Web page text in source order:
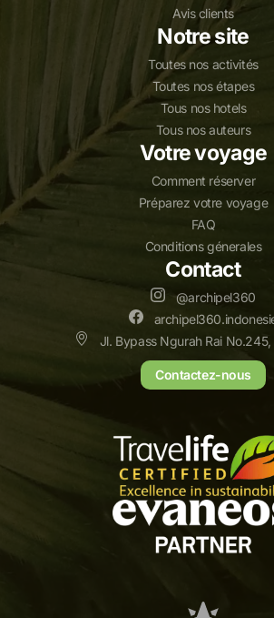
Avis clients
Notre site
Toutes nos activités
Toutes nos étapes
Tous nos hotels
Tous nos auteurs
Votre voyage
Comment réserver
Préparez votre voyage
FAQ
Conditions génerales
Contact
@archipel360
Jl. Bypass Ngurah Rai No.245,
Contactez-nous